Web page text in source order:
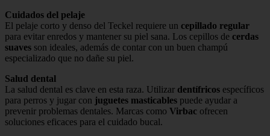
Cuidados del pelaje
El pelaje corto y denso del Teckel requiere un cepillado regular
para evitar enredos y mantener su piel sana. Los cepillos de cerdas
suaves son ideales, además de contar con un buen champú
especializado que no dañe su piel.
Salud dental
La salud dental es clave en esta raza. Utilizar dentífricos específicos
para perros y jugar con juguetes masticables puede ayudar a
prevenir problemas dentales. Marcas como Virbac ofrecen
soluciones eficaces para el cuidado bucal.